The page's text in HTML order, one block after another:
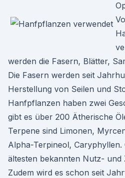
werden die Fasern, Blätter,
Die Fasern werden seit
Herstellung von Seilen und
Hanfpflanzen haben zwei
gibt es über 200 Ätherische
Terpene sind Limonen,
Alpha-Terpineol, Caryphyllen.
ältesten bekannten Nutz- und
Zudem wird es schon seit